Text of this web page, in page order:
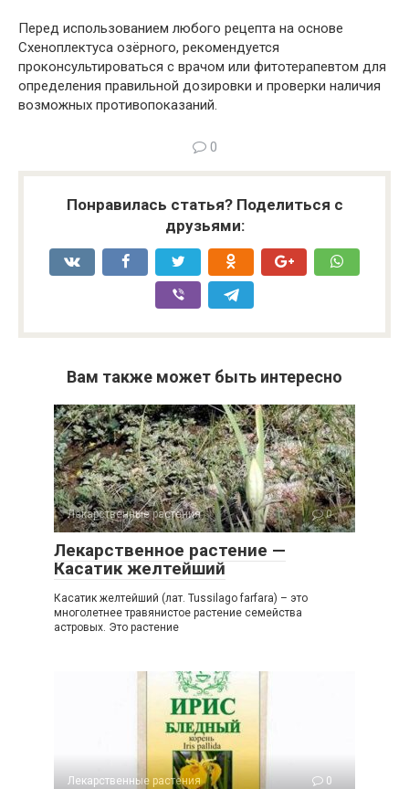
Перед использованием любого рецепта на основе
Схеноплектуса озёрного, рекомендуется
проконсультироваться с врачом или фитотерапевтом для
определения правильной дозировки и проверки наличия
возможных противопоказаний.
0
Понравилась статья? Поделиться с
друзьями:
Вам также может быть интересно
Лекарственные растения 0
Лекарственное растение —
Касатик желтейший
Касатик желтейший (лат. Tussilago farfara) – это
многолетнее травянистое растение семейства
астровых. Это растение
Лекарственные растения 0